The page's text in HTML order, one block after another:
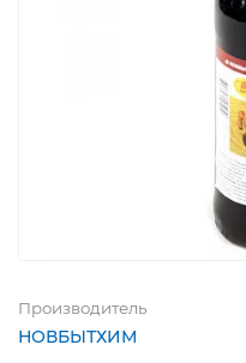
Производитель
НОВБЫТХИМ